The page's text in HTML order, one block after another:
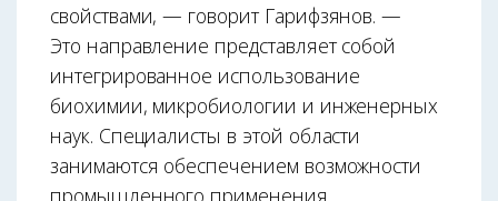
свойствами, — говорит Гарифзянов. —
Это направление представляет собой
интегрированное использование
биохимии, микробиологии и инженерных
наук. Специалисты в этой области
занимаются обеспечением возможности
промышленного применения